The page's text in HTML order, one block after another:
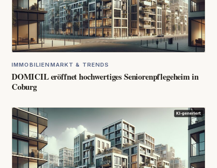
IMMOBILIENMARKT & TRENDS
DOMICIL eröffnet hochwertiges Seniorenpflegeheim in
Coburg